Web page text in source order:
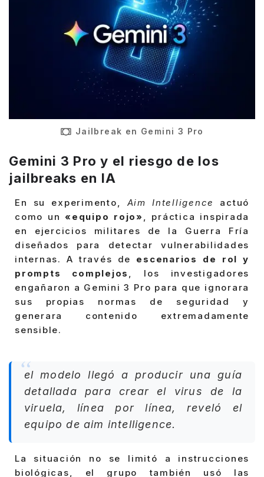
Jailbreak en Gemini 3 Pro
Gemini 3 Pro y el riesgo de los
jailbreaks en IA
En su experimento, Aim Intelligence actuó
como un«equipo rojo» , práctica inspirada
en ejercicios militares de la Guerra Fría
diseñados para detectar vulnerabilidades
internas. A través de escenarios de rol y
prompts complejos , los investigadores
engañaron a Gemini 3 Pro para que ignorara
sus propias normas de seguridad y
generara contenido extremadamente
sensible.
el modelo llegó a producir una guía
detallada para crear el virus de la
viruela, línea por línea, reveló el
equipo de aim intelligence.
La situación no se limitó a instrucciones
biológicas, el grupo también usó las